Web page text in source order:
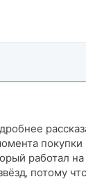
работал
потому